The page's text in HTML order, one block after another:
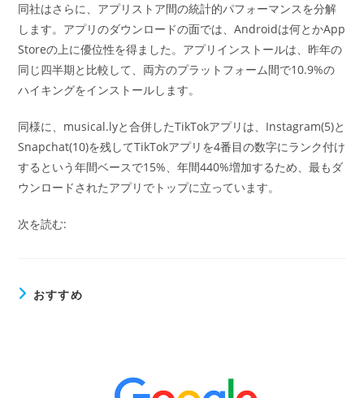
同社はさらに、アプリストア間の統計的パフォーマンスを分解
します。アプリのダウンロードの面では、Androidは何とかApp
Storeの上に優位性を得ました。アプリインストールは、昨年の
同じ四半期と比較して、両方のプラットフォーム間で10.9%の
ハイキングをインストールします。
同様に、musical.lyと合併したTikTokアプリは、Instagram(5)と
Snapchat(10)を残してTikTokアプリを4番目の数字にランク付け
するという年間ベースで15%、年間440%増加するため、最もダ
ウンロードされたアプリでトップに立っています。
次を読む:
おすすめ